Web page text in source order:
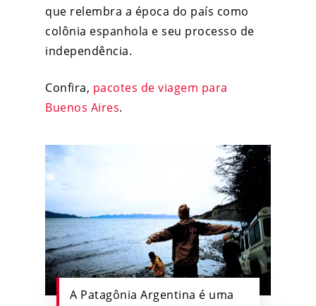
que relembra a época do país como
colônia espanhola e seu processo de
independência.
Confira, pacotes de viagem para
Buenos Aires.
A Patagônia Argentina é uma